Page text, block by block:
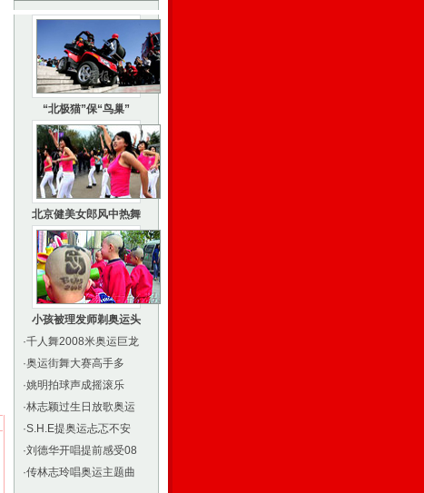
“北极猫”保“鸟巢”
北京健美女郎风中热舞
小孩被理发师剃奥运头
·千人舞2008米奥运巨龙
·奥运街舞大赛高手多
·姚明拍球声成摇滚乐
·林志颖过生日放歌奥运
·S.H.E提奥运忐忑不安
·刘德华开唱提前感受08
·传林志玲唱奥运主题曲